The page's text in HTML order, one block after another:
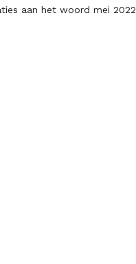
aan het woord mei 2022